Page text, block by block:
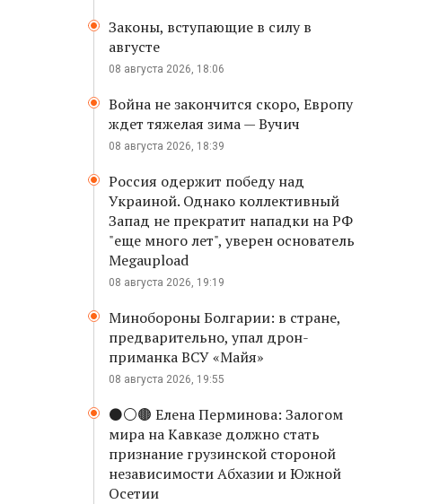
Законы, вступающие в силу в
августе
08 августа 2026, 18:06
Война не закончится скоро, Европу
ждет тяжелая зима — Вучич
08 августа 2026, 18:39
Россия одержит победу над
Украиной. Однако коллективный
Запад не прекратит нападки на РФ
"еще много лет", уверен основатель
Megaupload
08 августа 2026, 19:19
Минобороны Болгарии: в стране,
предварительно, упал дрон-
приманка ВСУ «Майя»
08 августа 2026, 19:55
⚫️⚪️🟤 Елена Перминова: Залогом
мира на Кавказе должно стать
признание грузинской стороной
независимости Абхазии и Южной
Осетии